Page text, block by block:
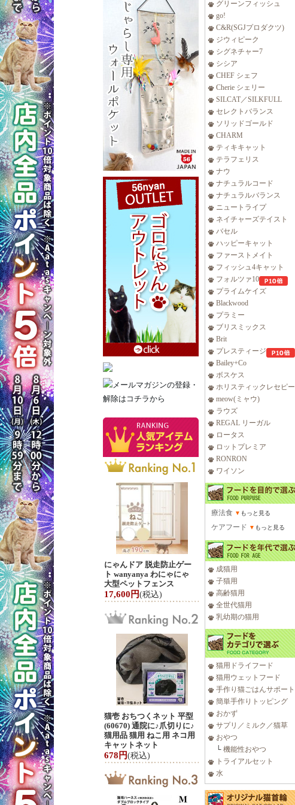
にゃんドア 脱走防止ゲー
ト wanyanya わにゃにゃ
大型ペットフェンス
17,600円(税込)
猫壱 おちつくネット 平型
(60670) 通院に♪爪切りに♪
猫用品 猫用 ねこ用 ネコ用
キャットネット
678円(税込)
グリーンフィッシュ
go!
C&R(SGJプロダクツ)
ジウィピーク
シグネチャー7
シシア
CHEF シェフ
Cherie シェリー
SILCAT／SILKFULL
セレクトバランス
ソリッドゴールド
CHARM
ティキキャット
テラフェリス
ナウ
ナチュラルコード
ナチュラルバランス
ニュートライプ
ネイチャーズテイスト
バセル
ハッピーキャット
ファーストメイト
フィッシュ4キャット
フォルツァ10
プライムケイズ
Blackwood
プラミー
ブリスミックス
Brit
プレスティージ
Bailey+Co
ボスケス
ホリスティックレセピー
meow(ミャウ)
ラウズ
REGAL リーガル
ロータス
ロットプレミア
RONRON
ワイソン
療法食 ▼ もっと見る
ケアフード ▼ もっと見る
成猫用
子猫用
高齢猫用
全世代猫用
乳幼期の猫用
猫用ドライフード
猫用ウェットフード
手作り猫ごはんサポート
簡単手作りトッピング
おかず
サプリ／ミルク／猫草
おやつ
└ 機能性おやつ
トライアルセット
水